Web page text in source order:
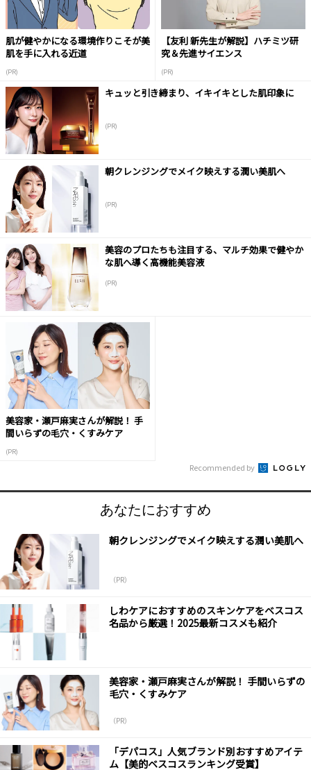
肌が健やかになる環境作りこそが美
肌を手に入れる近道
(PR)
【友利 新先生が解説】ハチミツ研
究＆先進サイエンス
(PR)
キュッと引き締まり、イキイキとした肌印象に
(PR)
朝クレンジングでメイク映えする潤い美肌へ
(PR)
美容のプロたちも注目する、マルチ効果で健やか
な肌へ導く高機能美容液
(PR)
美容家・瀬戸麻実さんが解説！ 手
間いらずの毛穴・くすみケア
(PR)
Recommended by
あなたにおすすめ
朝クレンジングでメイク映えする潤い美肌へ
（PR）
しわケアにおすすめのスキンケアをベスコス
名品から厳選！2025最新コスメも紹介
美容家・瀬戸麻実さんが解説！ 手間いらずの
毛穴・くすみケア
（PR）
「デパコス」人気ブランド別おすすめアイテ
ム【美的ベスコスランキング受賞】